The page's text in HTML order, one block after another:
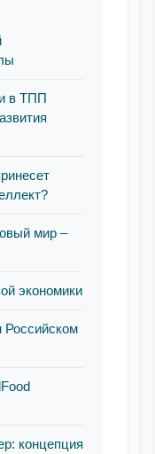
в ТПП
мир –
экономики
Российском
концепция